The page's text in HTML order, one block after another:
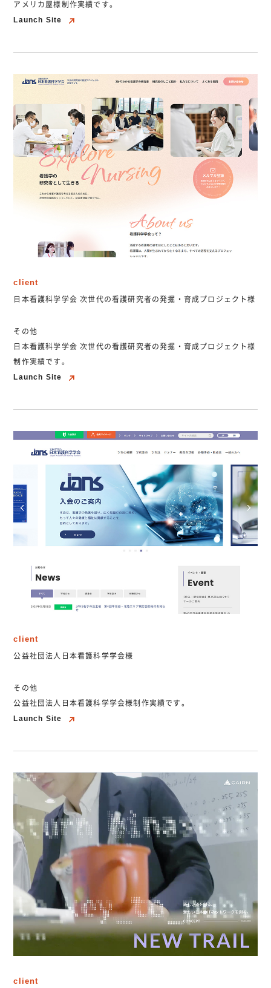
アメリカ屋様制作実績です。
Launch Site
client
日本看護科学学会 次世代の看護研究者の発掘・育成プロジェクト様
その他
日本看護科学学会 次世代の看護研究者の発掘・育成プロジェクト様
制作実績です。
Launch Site
client
公益社団法人日本看護科学学会様
その他
公益社団法人日本看護科学学会様制作実績です。
Launch Site
client